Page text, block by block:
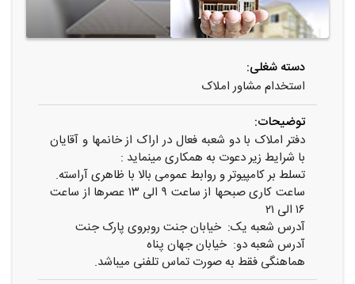
دسته شغلی:
استخدام مشاور املاک
توضیحات:
دفتر املاک با دو شعبه فعال در اراک از خانمها و آقایان
با شرایط زیر دعوت به همکاری مینماید :
تسلط بر کامپیوتر و روابط عمومی بالا با ظاهری آراسته.
ساعت کاری صبحها از ساعت ۹ الی ۱۳ عصرها از ساعت
۱۶ الی ۲۱
آدرس شعبه یک: خیابان جنت روبروی پارک جنت
آدرس شعبه دو: خیابان جهان پناه
هماهنگی فقط به صورت تماس تلفنی میباشد.